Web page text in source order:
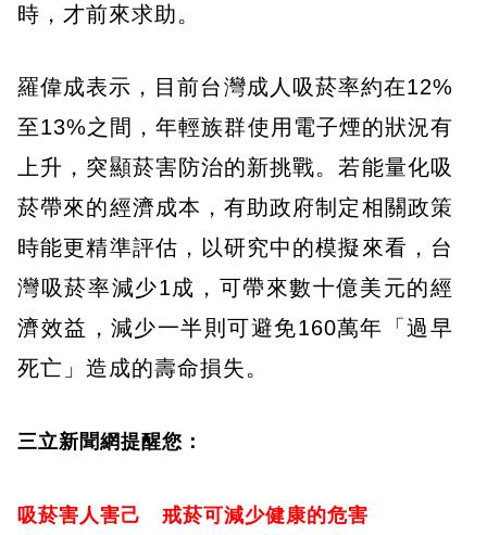
時，才前來求助。
羅偉成表示，目前台灣成人吸菸率約在12%
至13%之間，年輕族群使用電子煙的狀況有
上升，突顯菸害防治的新挑戰。若能量化吸
菸帶來的經濟成本，有助政府制定相關政策
時能更精準評估，以研究中的模擬來看，台
灣吸菸率減少1成，可帶來數十億美元的經
濟效益，減少一半則可避免160萬年「過早
死亡」造成的壽命損失。
三立新聞網提醒您：
吸菸害人害己 戒菸可減少健康的危害